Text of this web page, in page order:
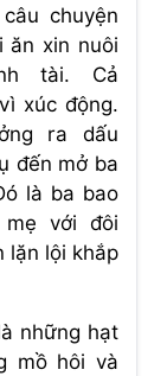
chuyện
ăn xin nuôi
tài. Cả
xúc động.
ra dấu
đến mở ba
là ba bao
với đôi
lặn lội khắp
những hạt
mồ hôi và